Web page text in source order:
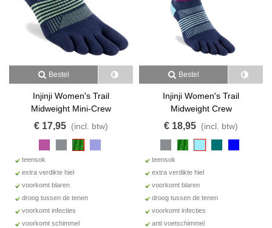
Bestel
Injinji Women's Trail
Midweight Mini-Crew
€ 17,95 (incl. btw)
teensok
extra verdikte hiel
voorkomt blaren
droog tussen de tenen
voorkomt infecties
voorkomt schimmel
Bestel
Injinji Women's Trail
Midweight Crew
€ 18,95 (incl. btw)
teensok
extra verdikte hiel
voorkomt blaren
droog tussen de tenen
voorkomt infecties
anti voetschimmel